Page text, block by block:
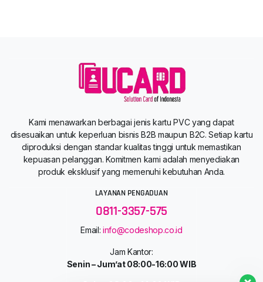
Kami menawarkan berbagai jenis kartu PVC yang dapat
disesuaikan untuk keperluan bisnis B2B maupun B2C. Setiap kartu
diproduksi dengan standar kualitas tinggi untuk memastikan
kepuasan pelanggan. Komitmen kami adalah menyediakan
produk eksklusif yang memenuhi kebutuhan Anda.
LAYANAN PENGADUAN
0811-3357-575
Email: info@codeshop.co.id
Jam Kantor:
Senin – Jum’at 08:00-16:00 WIB